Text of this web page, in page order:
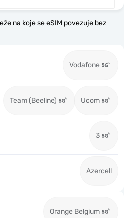
na koje se eSIM povezuje bez
Vodafone
Team (Beeline) Ucom
3
Azercell
Orange Belgium